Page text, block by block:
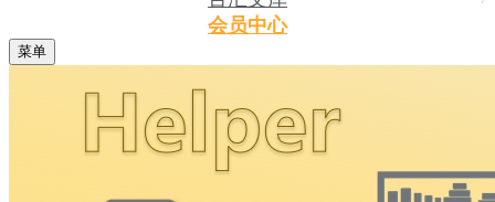
会员中心
菜单